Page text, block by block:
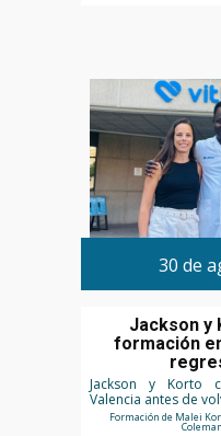
30 de
Jackson y
formación
Jackson y Korto
Valencia antes de
Formación de Malei